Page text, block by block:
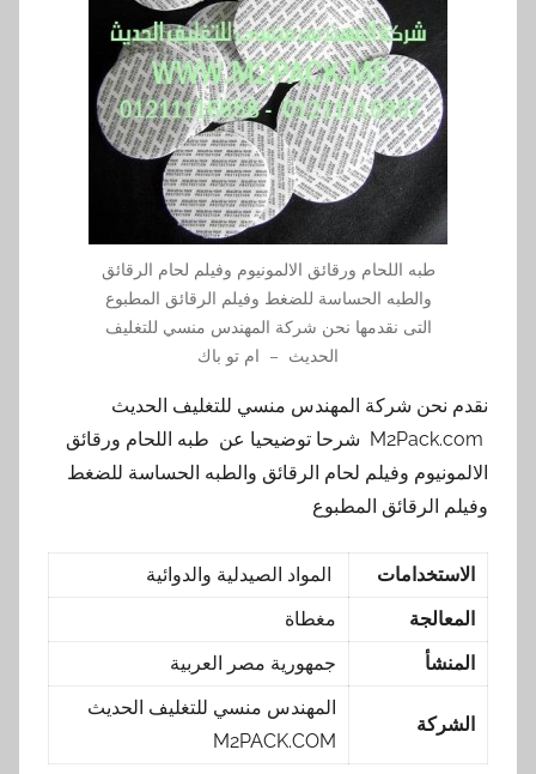
طبه اللحام ورقائق الالمونيوم وفيلم لحام الرقائق
والطبه الحساسة للضغط وفيلم الرقائق المطبوع
التى نقدمها نحن شركة المهندس منسي للتغليف
الحديث – ام تو باك
نقدم نحن شركة المهندس منسي للتغليف الحديث
M2Pack.com شرحا توضيحيا عن طبه اللحام ورقائق
الالمونيوم وفيلم لحام الرقائق والطبه الحساسة للضغط
وفيلم الرقائق المطبوع
الاستخدامات
المواد الصيدلية والدوائية
المعالجة
مغطاة
المنشأ
جمهورية مصر العربية
الشركة
المهندس منسي للتغليف الحديث
M2PACK.COM